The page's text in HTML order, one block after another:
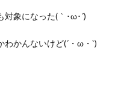
対象になった(｀･ω･´)
わかんないけど(´・ω・`)